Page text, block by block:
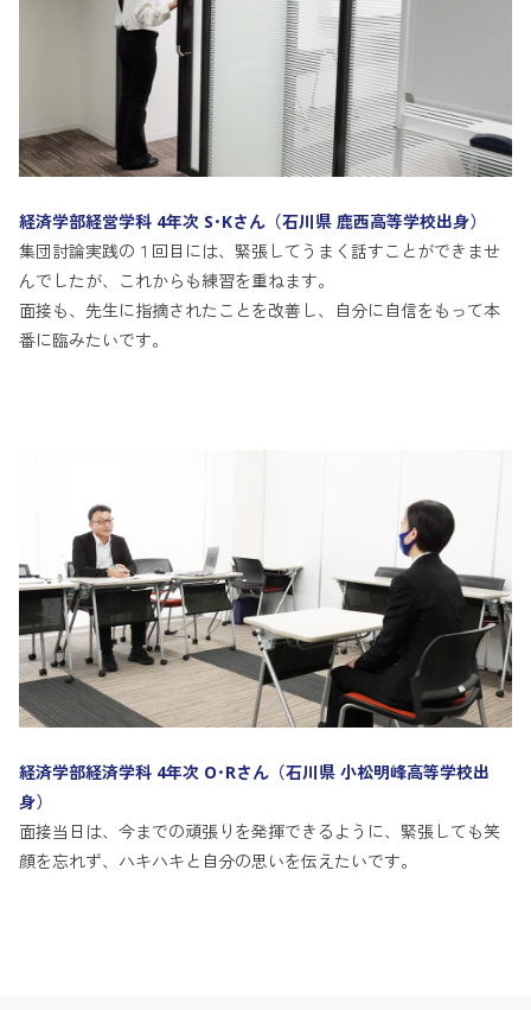
経済学部経営学科 4年次 S･Kさん（石川県 鹿西高等学校出身）
集団討論実践の１回目には、緊張してうまく話すことができませ
んでしたが、これからも練習を重ねます。
面接も、先生に指摘されたことを改善し、自分に自信をもって本
番に臨みたいです。
経済学部経済学科 4年次 O･Rさん（石川県 小松明峰高等学校出
身）
面接当日は、今までの頑張りを発揮できるように、緊張しても笑
顔を忘れず、ハキハキと自分の思いを伝えたいです。